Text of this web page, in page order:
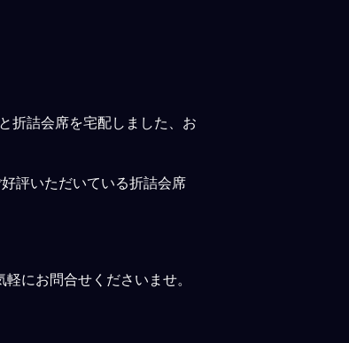
折詰会席を宅配しました、お
評いただいている折詰会席
にお問合せくださいませ。